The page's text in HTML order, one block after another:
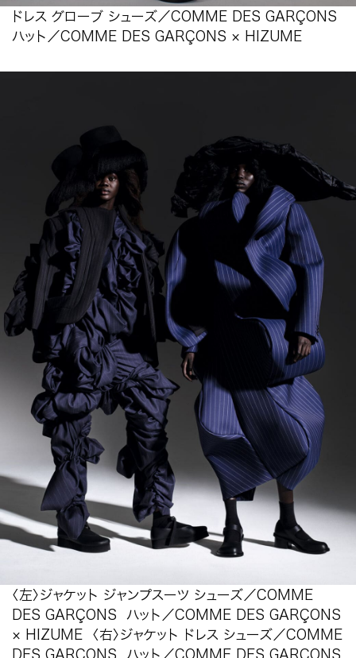
ドレス グローブ シューズ／COMME DES GARÇONS
ハット／COMME DES GARÇONS × HIZUME
〈左〉ジャケット ジャンプスーツ シューズ／COMME
DES GARÇONS ハット／COMME DES GARÇONS
× HIZUME 〈右〉ジャケット ドレス シューズ／COMME
DES GARÇONS ハット／COMME DES GARÇONS